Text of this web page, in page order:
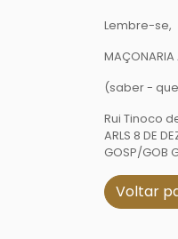
Lembre-se,
MAÇONARIA
(saber -
Rui Tinoco
ARLS 8 DE
GOSP/GOB
Voltar